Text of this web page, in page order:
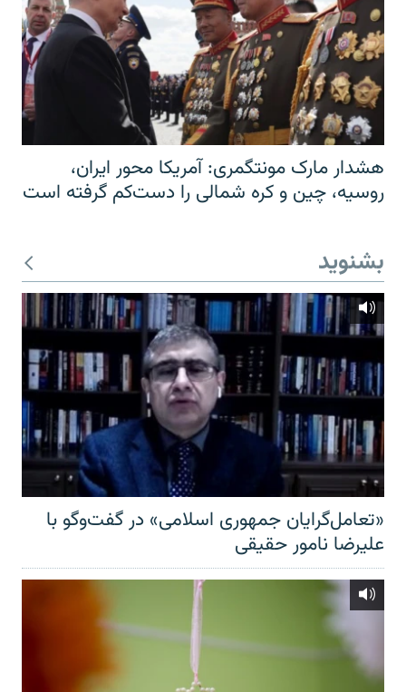
هشدار مارک مونتگمری: آمریکا محور ایران،
روسیه، چین و کره شمالی را دست‌کم گرفته است
بشنوید
«تعامل‌گرایان جمهوری اسلامی» در گفت‌وگو با
علیرضا نامور حقیقی